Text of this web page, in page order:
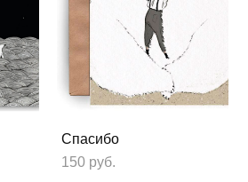
Спасибо
150 pуб.